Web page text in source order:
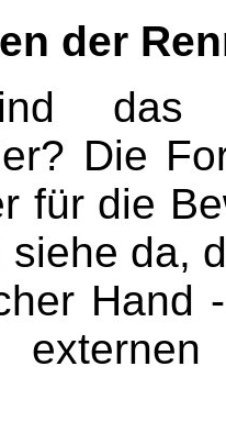
der
das
Die
für die
siehe da,
Hand